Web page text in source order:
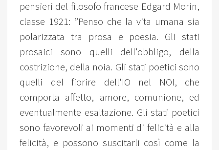
pensieri del filosofo francese Edgard Morin,
classe 1921: ”Penso che la vita umana sia
polarizzata tra prosa e poesia. Gli stati
prosaici sono quelli dell'obbligo, della
costrizione, della noia. Gli stati poetici sono
quelli del fiorire dell'IO nel NOI, che
comporta affetto, amore, comunione, ed
eventualmente esaltazione. Gli stati poetici
sono favorevoli ai momenti di felicità e alla
felicità, e possono suscitarli così come la